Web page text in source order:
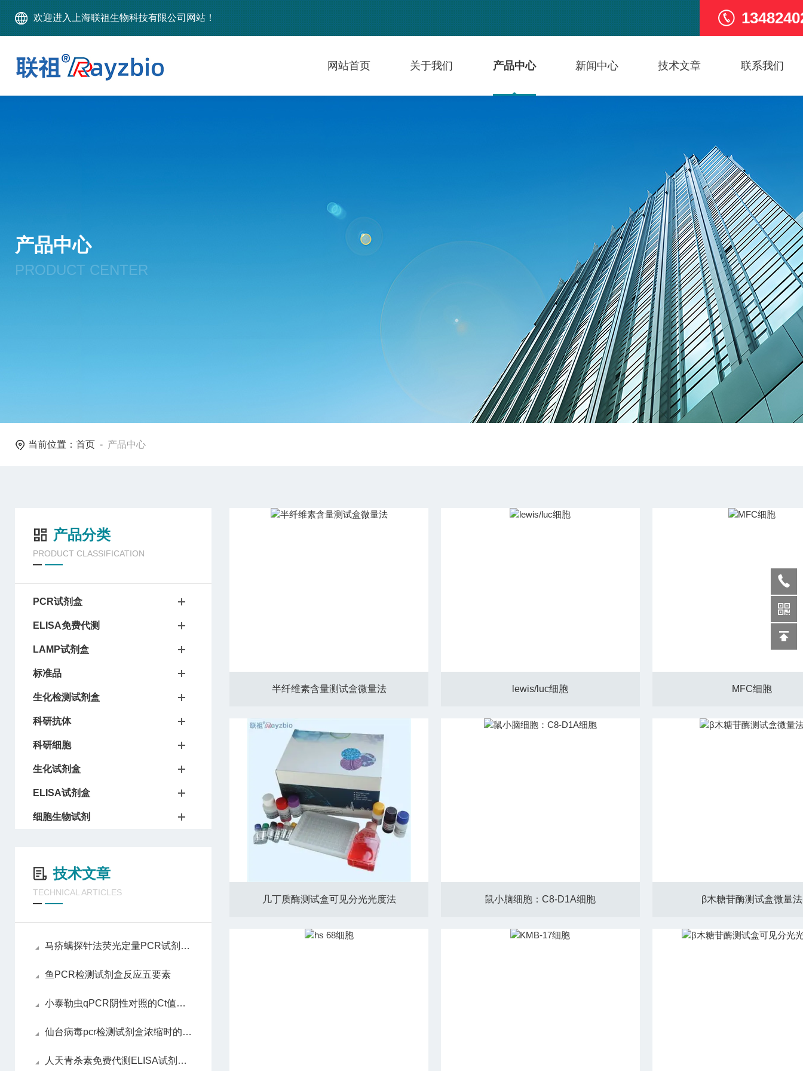
欢迎进入上海联祖生物科技有限公司网站！
网站首页 关于我们 产品中心 新闻中心 技术文章 联系我们
产品中心
PRODUCT CENTER
当前位置： 首页 - 产品中心
产品分类
PRODUCT CLASSIFICATION
PCR试剂盒
ELISA免费代测
LAMP试剂盒
标准品
生化检测试剂盒
科研抗体
科研细胞
生化试剂盒
ELISA试剂盒
细胞生物试剂
技术文章
TECHNICAL ARTICLES
马疥螨探针法荧光定量PCR试剂盒反应五要素
鱼PCR检测试剂盒反应五要素
小泰勒虫qPCR阴性对照的Ct值标准是什么
仙台病毒pcr检测试剂盒浓缩时的相关事项说明
人天青杀素免费代测ELISA试剂盒洗涤方法
半纤维素含量测试盒微量法 lewis/luc细胞 MFC细胞
几丁质酶测试盒可见分光光度法 鼠小脑细胞：C8-D1A细胞 β木糖苷酶测试盒微量法